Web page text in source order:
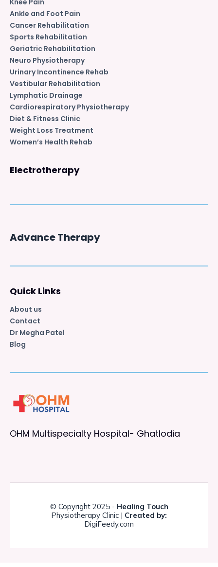
Knee Pain
Ankle and Foot Pain
Cancer Rehabilitation
Sports Rehabilitation
Geriatric Rehabilitation
Neuro Physiotherapy
Urinary Incontinence Rehab
Vestibular Rehabilitation
Lymphatic Drainage
Cardiorespiratory Physiotherapy
Diet & Fitness Clinic
Weight Loss Treatment
Women’s Health Rehab
Electrotherapy
Advance Therapy
Quick Links
About us
Contact
Dr Megha Patel
Blog
OHM Multispecialty Hospital- Ghatlodia
© Copyright 2025 - Healing Touch
Physiotherapy Clinic | Created by:
DigiFeedy.com